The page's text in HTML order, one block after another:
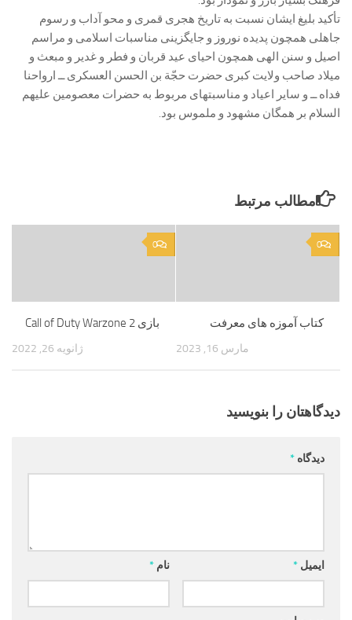
تأكيد بليغ ايشان نسبت به تاريخ هجرى قمرى و محو آداب و رسوم
جاهلى همچون پديده نوروز و جايگزينى مناسبات اسلامى و مراسم
اصيل و سنن الهى همچون احياى عيد قربان و فطر و غدير و مبعث و
ميلاد صاحب ولايت كبرى حضرت حجّة بن الحسن العسكرى ــ ارواحنا
فداه ــ و ساير اعياد و مناسبت‏هاى مربوط به حضرات معصومين علیهم
السلام بر همگان مشهود و ملموس بود.
مطالب مرتبط
0
بازی Call of Duty Warzone 2
ژانویه 26, 2022
0
کتاب آموزه های معرفت
مارس 16, 2023
دیدگاهتان را بنویسید
دیدگاه *
نام * ایمیل *